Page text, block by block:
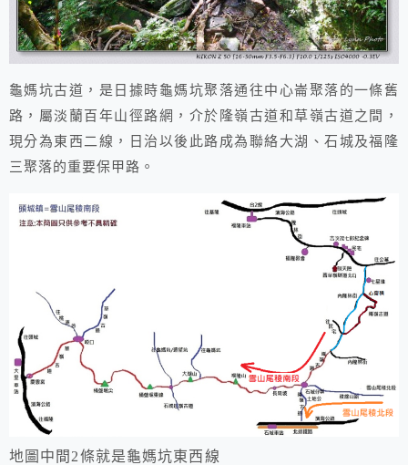
龜媽坑古道，是日據時龜媽坑聚落通往中心崙聚落的一條舊
路，屬淡蘭百年山徑路網，介於隆嶺古道和草嶺古道之間，
現分為東西二線，日治以後此路成為聯絡大湖、石城及福隆
三聚落的重要保甲路。
地圖中間2條就是龜媽坑東西線